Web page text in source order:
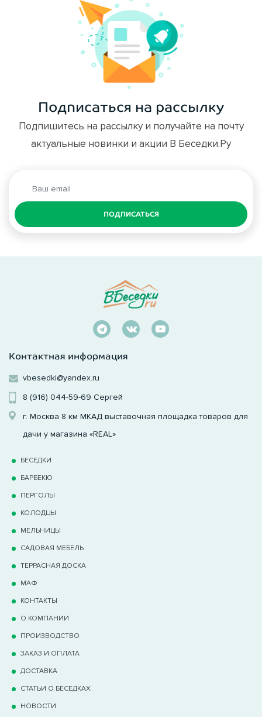
Подписаться на рассылку
Подпишитесь на рассылку и получайте на почту
актуальные новинки и акции В Беседки.Ру
ПОДПИСАТЬСЯ
Контактная информация
vbesedki@yandex.ru
8 (916) 044-59-69 Сергей
г. Москва 8 км МКАД выставочная площадка товаров для
дачи у магазина «REAL»
БЕСЕДКИ
БАРБЕКЮ
ПЕРГОЛЫ
КОЛОДЦЫ
МЕЛЬНИЦЫ
САДОВАЯ МЕБЕЛЬ
ТЕРРАCНАЯ ДОСКА
МАФ
КОНТАКТЫ
О КОМПАНИИ
ПРОИЗВОДСТВО
ЗАКАЗ И ОПЛАТА
ДОСТАВКА
СТАТЬИ О БЕСЕДКАХ
НОВОСТИ